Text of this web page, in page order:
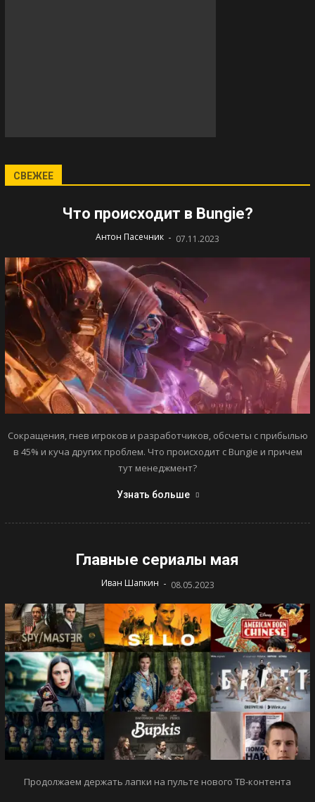
СВЕЖЕЕ
Что происходит в Bungie?
Антон Пасечник - 07.11.2023
Сокращения, гнев игроков и разработчиков, обсчеты с прибылью
в 45% и куча других проблем. Что происходит с Bungie и причем
тут менеджмент?
Узнать больше
Главные сериалы мая
Иван Шапкин - 08.05.2023
Продолжаем держать лапки на пульте нового ТВ-контента